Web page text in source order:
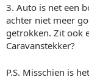
3. Auto is net een
achter niet meer
getrokken. Zit ook
Caravanstekker?
P.S. Misschien is